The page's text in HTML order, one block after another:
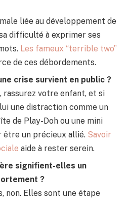
liée au développement de
difficulté à exprimer ses
Les fameux “terrible two”
de ces débordements.
crise survient en public ?
rassurez votre enfant, et si
une distraction comme un
de Play-Doh ou une mini
être un précieux allié. Savoir
aide à rester serein.
signifient-elles un
?
non. Elles sont une étape